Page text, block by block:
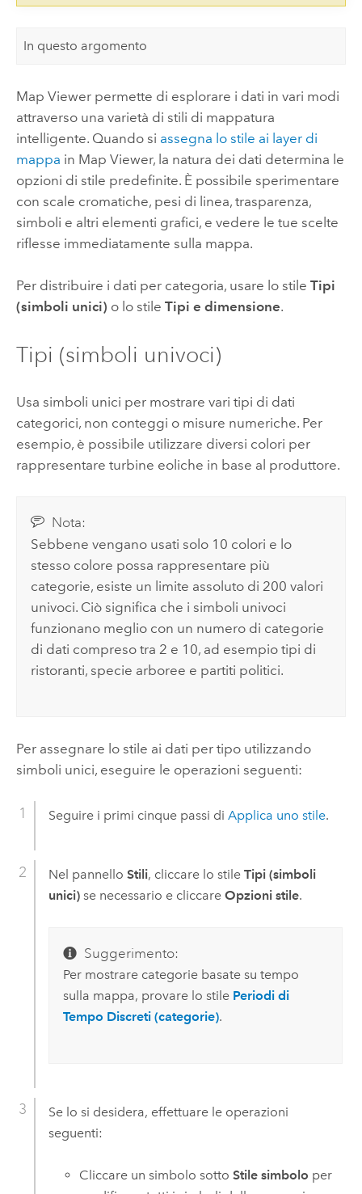
In questo argomento
Map Viewerpermette di esplorare i dati in vari modi
attraverso una varietà di stili di mappatura
intelligente. Quando si assegna lo stile ai layer di
mappa in Map Viewer, la natura dei dati determina le
opzioni di stile predefinite. È possibile sperimentare
con scale cromatiche, pesi di linea, trasparenza,
simboli e altri elementi grafici, e vedere le tue scelte
riflesse immediatamente sulla mappa.
Per distribuire i dati per categoria, usare lo stile Tipi
(simboli unici) o lo stile Tipi e dimensione.
Tipi (simboli univoci)
Usa simboli unici per mostrare vari tipi di dati
categorici, non conteggi o misure numeriche. Per
esempio, è possibile utilizzare diversi colori per
rappresentare turbine eoliche in base al produttore.
Nota:
Sebbene vengano usati solo 10 colori e lo
stesso colore possa rappresentare più
categorie, esiste un limite assoluto di 200 valori
univoci. Ciò significa che i simboli univoci
funzionano meglio con un numero di categorie
di dati compreso tra 2 e 10, ad esempio tipi di
ristoranti, specie arboree e partiti politici.
Per assegnare lo stile ai dati per tipo utilizzando
simboli unici, eseguire le operazioni seguenti:
Seguire i primi cinque passi di Applica uno stile.
Nel pannello Stili, cliccare lo stile Tipi (simboli
unici)se necessario e cliccare Opzioni stile.
Suggerimento:
Per mostrare categorie basate su tempo
sulla mappa, provare lo stile Periodi di
Tempo Discreti (categorie).
Se lo si desidera, effettuare le operazioni
seguenti:
Cliccare un simbolo sottoStile simbolo per